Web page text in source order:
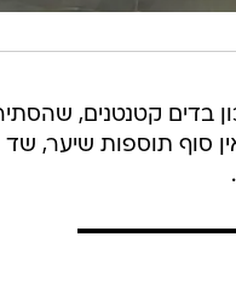
בדים קטנטנים,
סוף תוספות שיער, שד